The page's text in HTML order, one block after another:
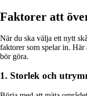
Faktorer att
När du ska välja ett nytt
faktorer som spelar in. Här
bör göra.
1. Storlek och